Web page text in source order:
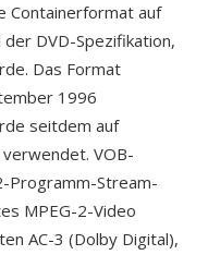
Containerformat auf
DVD-Spezifikation,
Das Format
1996
seitdem auf
VOB-
Programm-Stream-
MPEG-2-Video
AC-3 (Dolby Digital),